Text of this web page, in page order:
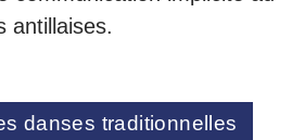
antillaises.
danses traditionnelles